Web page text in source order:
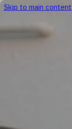
Skip to main content